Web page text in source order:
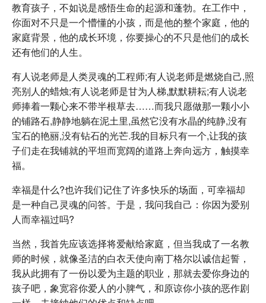
教育孩子，不如说是感悟生命的起源和蓬勃。在工作中，
你面对不只是一个懵懂的小孩，而是他的整个家庭，他的
家庭背景，他的成长环境，你要操心的不只是他们的成长
还有他们的人生。
有人说老师是人类灵魂的工程师;有人说老师是燃烧自己,照
亮别人的蜡烛;有人说老师是甘为人梯,默默耕耘;有人说老
师捧着一颗心来不带半根草去……而我只愿做那一颗小小
的铺路石,静静地躺在泥土里,虽然它没有水晶的纯静,没有
宝石的艳丽,没有钻石的光芒.我的目标只有一个,让我的孩
子们走在我铺就的平坦而宽阔的道路上奔向远方，触摸幸
福。
幸福是什么?也许我们记住了许多快乐的场面，可幸福却
是一种自己灵魂的问答。于是，我问我自己：你因为爱别
人而幸福过吗?
当然，我首先应该选择将爱献给家庭，但当我成了一名教
师的时候，就像圣洁的白衣天使向南丁格尔以诚信起誓，
我从此拥有了一份以爱为主题的职业，那就去爱你身边的
孩子吧，象宽容你爱人的小脾气，和原谅你小孩的恶作剧